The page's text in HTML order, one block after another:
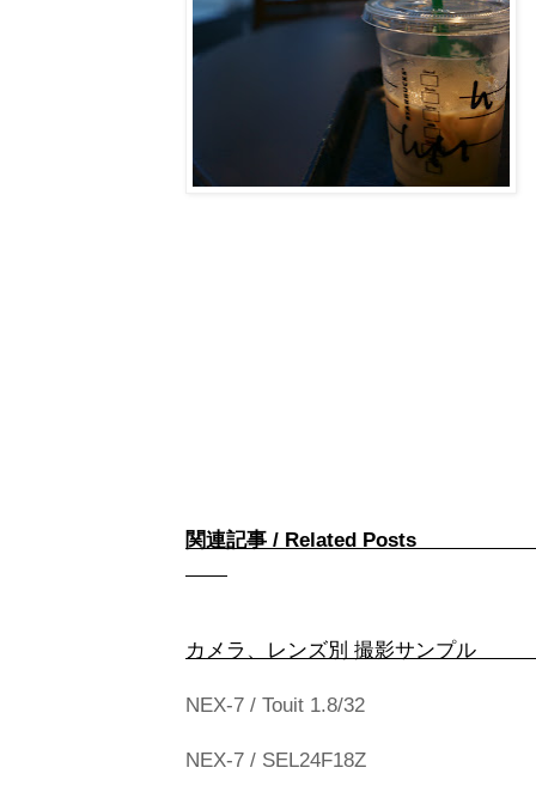
関連記事 /
カメラ、レンズ別
NEX-7 / Touit 1.8/32
NEX-7 / SEL24F18Z